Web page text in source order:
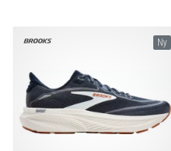
åtgärder
Löparknä,
även
känt
som
iliotibialbandssyndrom
Ny